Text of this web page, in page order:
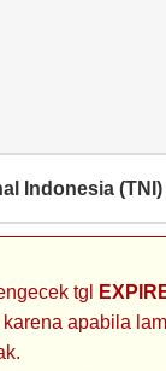
Indonesia (TNI)
tgl
apabila